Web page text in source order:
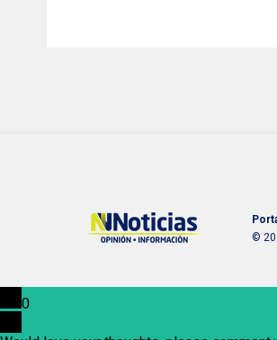
©
0